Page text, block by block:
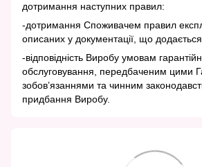
дотримання наступних правил:
-дотримання Споживачем правил
описаних у документації, що
-відповідність Виробу умовам
обслуговування, передбаченим цими
зобов’язаннями та чинним
придбання Виробу.